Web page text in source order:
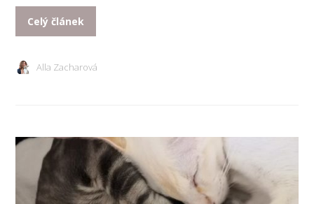
Celý článek
Alla Zacharová